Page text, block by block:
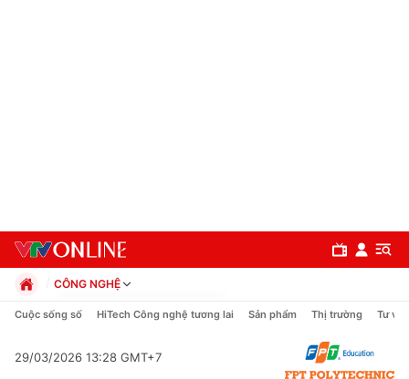
CÔNG NGHỆ
Chính trị
Pháp luật
Cuộc sống số HiTech Công nghệ tương lai Sản phẩm Thị trường Tư vấn
29/03/2026 13:28 GMT+7